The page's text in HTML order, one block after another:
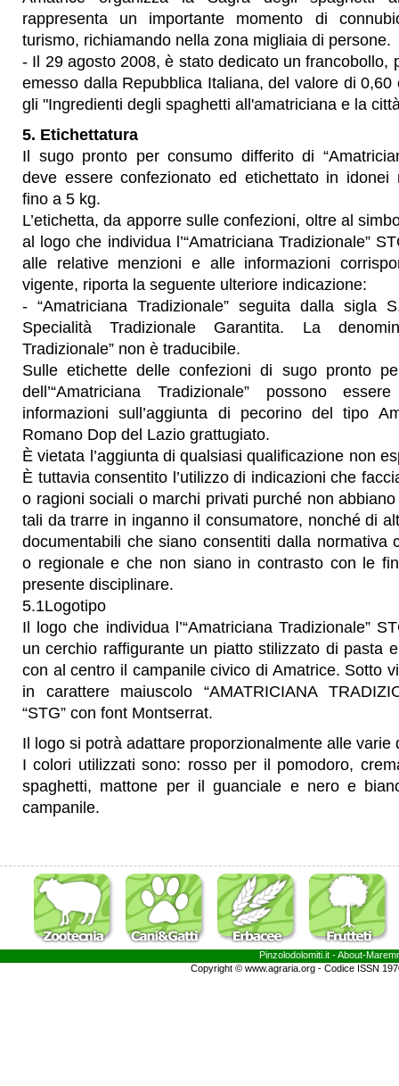
rappresenta un importante momento di
turismo, richiamando nella zona migliaia di persone.
- Il 29 agosto 2008, è stato dedicato un francobollo,
emesso dalla Repubblica Italiana, del valore di 0,60
gli "Ingredienti degli spaghetti all'amatriciana e la
5. Etichettatura
Il sugo pronto per consumo differito di
deve essere confezionato ed etichettato in idonei
fino a 5 kg.
L’etichetta, da apporre sulle confezioni, oltre al
al logo che individua l’“Amatriciana Tradizionale”
alle relative menzioni e alle informazioni
vigente, riporta la seguente ulteriore indicazione:
- “Amatriciana Tradizionale” seguita dalla sigla
Specialità Tradizionale Garantita. La
Tradizionale” non è traducibile.
Sulle etichette delle confezioni di sugo pronto
dell’“Amatriciana Tradizionale” possono
informazioni sull’aggiunta di pecorino del tipo
Romano Dop del Lazio grattugiato.
È vietata l’aggiunta di qualsiasi qualificazione non
È tuttavia consentito l’utilizzo di indicazioni che
o ragioni sociali o marchi privati purché non
tali da trarre in inganno il consumatore, nonché di
documentabili che siano consentiti dalla normativa
o regionale e che non siano in contrasto con le
presente disciplinare.
5.1Logotipo
Il logo che individua l’“Amatriciana Tradizionale”
un cerchio raffigurante un piatto stilizzato di pasta
con al centro il campanile civico di Amatrice. Sotto
in carattere maiuscolo “AMATRICIANA
“STG” con font Montserrat.
Il logo si potrà adattare proporzionalmente alle varie
I colori utilizzati sono: rosso per il pomodoro,
spaghetti, mattone per il guanciale e nero e
campanile.
Pinzolodolomiti.it - About-
Copyright © www.agraria.org - Codice ISSN